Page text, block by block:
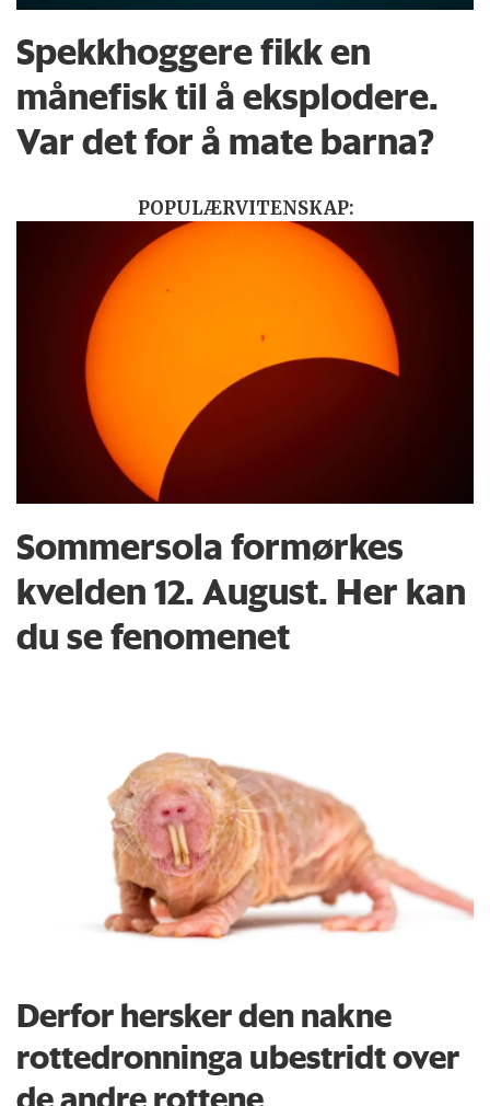
Spekkhoggere fikk en
månefisk til å eksplodere.
Var det for å mate barna?
POPULÆRVITENSKAP:
Sommersola formørkes
kvelden 12. August. Her kan
du se fenomenet
Derfor hersker den nakne
rottedronninga ubestridt over
de andre rottene